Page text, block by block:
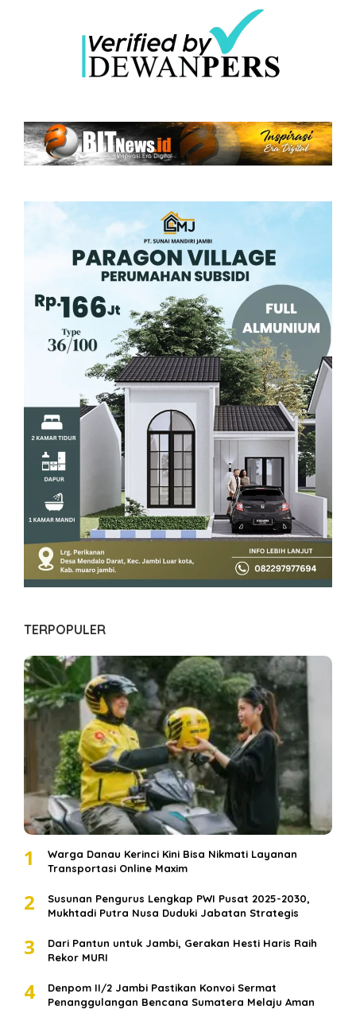
TERPOPULER
1
Warga Danau Kerinci Kini Bisa Nikmati Layanan
Transportasi Online Maxim
2
Susunan Pengurus Lengkap PWI Pusat 2025-2030,
Mukhtadi Putra Nusa Duduki Jabatan Strategis
3
Dari Pantun untuk Jambi, Gerakan Hesti Haris Raih
Rekor MURI
4
Denpom II/2 Jambi Pastikan Konvoi Sermat
Penanggulangan Bencana Sumatera Melaju Aman